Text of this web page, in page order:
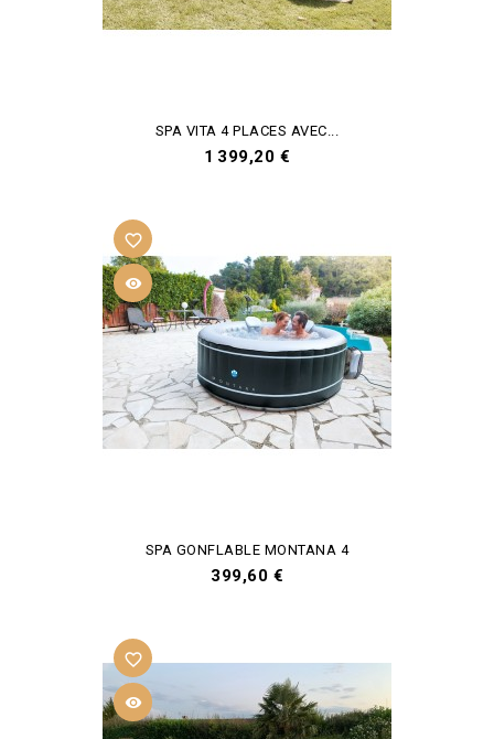
SPA VITA 4 PLACES AVEC...
Prix
1 399,20 €

favorite_border
SPA GONFLABLE MONTANA 4
Prix
399,60 €

favorite_border